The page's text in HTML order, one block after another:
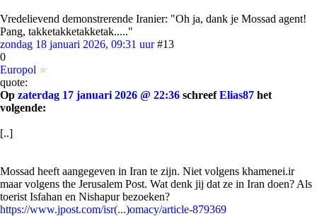
Vredelievend demonstrerende Iranier: "Oh ja, dank je Mossad agent!
Pang, takketakketakketak....."
zondag 18 januari 2026, 09:31 uur #13
0
Europol
quote:
Op zaterdag 17 januari 2026 @ 22:36 schreefElias87 het
volgende:
[..]
Mossad heeft aangegeven in Iran te zijn. Niet volgens khamenei.ir
maar volgens the Jerusalem Post. Wat denk jij dat ze in Iran doen? Als
toerist Isfahan en Nishapur bezoeken?
https://www.jpost.com/isr(...)omacy/article-879369